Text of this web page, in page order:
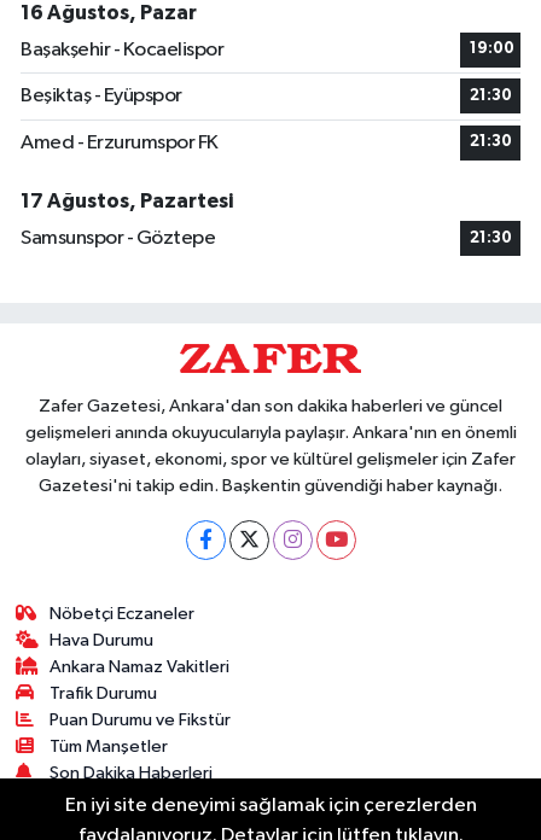
16 Ağustos, Pazar
Başakşehir - Kocaelispor
19:00
Beşiktaş - Eyüpspor 21:30
Amed - Erzurumspor FK 21:30
17 Ağustos, Pazartesi
Samsunspor - Göztepe
21:30
Zafer Gazetesi, Ankara'dan son dakika haberleri ve güncel
gelişmeleri anında okuyucularıyla paylaşır. Ankara'nın en önemli
olayları, siyaset, ekonomi, spor ve kültürel gelişmeler için Zafer
Gazetesi'ni takip edin. Başkentin güvendiği haber kaynağı.
Nöbetçi Eczaneler
Hava Durumu
Ankara Namaz Vakitleri
Trafik Durumu
Puan Durumu ve Fikstür
Tüm Manşetler
Son Dakika Haberleri
Haber Arşivi
En iyi site deneyimi sağlamak için çerezlerden
faydalanıyoruz. Detaylar için lütfen tıklayın.